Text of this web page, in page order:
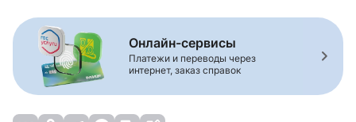
Онлайн-сервисы
Платежи и переводы через
интернет, заказ справок